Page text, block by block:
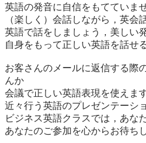
英語の発音に自信をもてていま
（楽しく）会話しながら，英会
英語で話をしましょう，美しい
自身をもって正しい英語を話せ
お客さんのメールに返信する際
んか
会議で正しい英語表現を使えま
近々行う英語のプレゼンテーシ
ビジネス英語クラスでは，あな
あなたのご参加を心からお待ち